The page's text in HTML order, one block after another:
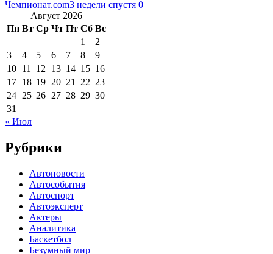
Чемпионат.com3 недели спустя 0
Август 2026
Пн Вт Ср Чт Пт Сб Вс
1
2
3
4 5 6 7 8
9
10 11 12 13 14 15 16
17 18 19 20 21 22 23
24 25 26 27 28 29 30
31
« Июл
Рубрики
Автоновости
Автособытия
Автоспорт
Автоэксперт
Актеры
Аналитика
Баскетбол
Безумный мир